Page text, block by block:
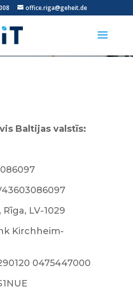
office.riga@geheit.de
Baltijas valstīs:
LV-1029
Kirchheim-
0475447000